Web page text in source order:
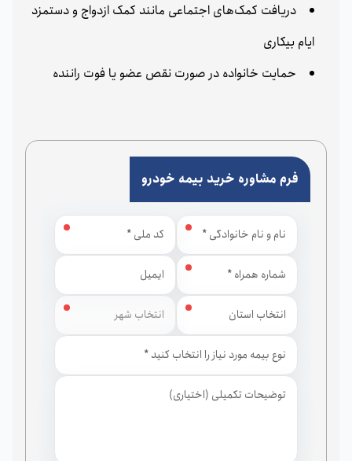
دریافت کمک‌های اجتماعی مانند کمک ازدواج و دستمزد
ایام بیکاری
حمایت خانواده در صورت نقص عضو یا فوت راننده
فرم مشاوره خرید بیمه خودرو
استان شهر